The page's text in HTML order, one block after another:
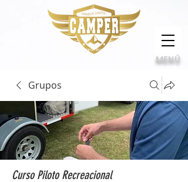
Calidad, compromiso e innovación
MENÚ
Grupos
Curso Piloto Recreacional